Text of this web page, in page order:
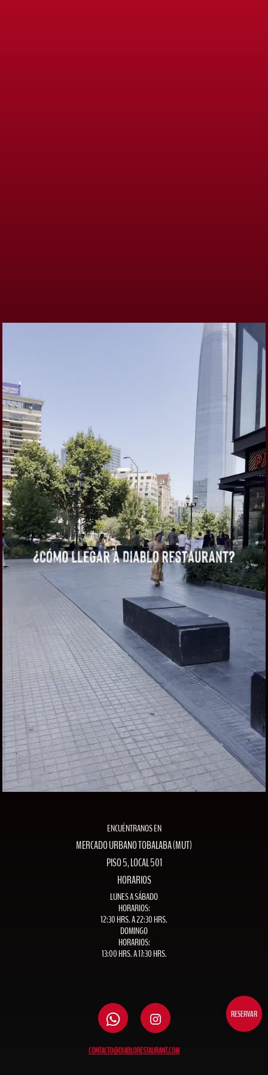
RESERVAR
ENCUÉNTRANOS EN
MERCADO URBANO TOBALABA (MUT)
PISO 5, LOCAL 501
HORARIOS
LUNES A SÁBADO
HORARIOS:
12:30 HRS. A 22:30 HRS.
DOMINGO
HORARIOS:
13:00 HRS. A 17:30 HRS.
CONTACTO@DIABLORESTAURANT.COM